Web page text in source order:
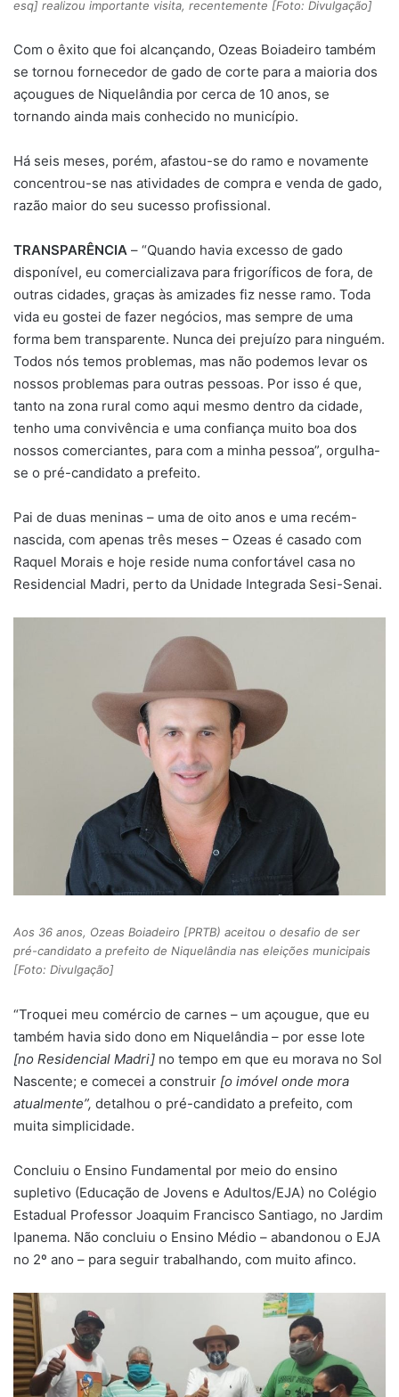
esq] realizou importante visita, recentemente [Foto: Divulgação]
Com o êxito que foi alcançando, Ozeas Boiadeiro também
se tornou fornecedor de gado de corte para a maioria dos
açougues de Niquelândia por cerca de 10 anos, se
tornando ainda mais conhecido no município.
Há seis meses, porém, afastou-se do ramo e novamente
concentrou-se nas atividades de compra e venda de gado,
razão maior do seu sucesso profissional.
TRANSPARÊNCIA – “Quando havia excesso de gado
disponível, eu comercializava para frigoríficos de fora, de
outras cidades, graças às amizades fiz nesse ramo. Toda
vida eu gostei de fazer negócios, mas sempre de uma
forma bem transparente. Nunca dei prejuízo para ninguém.
Todos nós temos problemas, mas não podemos levar os
nossos problemas para outras pessoas. Por isso é que,
tanto na zona rural como aqui mesmo dentro da cidade,
tenho uma convivência e uma confiança muito boa dos
nossos comerciantes, para com a minha pessoa”, orgulha-
se o pré-candidato a prefeito.
Pai de duas meninas – uma de oito anos e uma recém-
nascida, com apenas três meses – Ozeas é casado com
Raquel Morais e hoje reside numa confortável casa no
Residencial Madri, perto da Unidade Integrada Sesi-Senai.
Aos 36 anos, Ozeas Boiadeiro [PRTB) aceitou o desafio de ser
pré-candidato a prefeito de Niquelândia nas eleições municipais
[Foto: Divulgação]
“Troquei meu comércio de carnes – um açougue, que eu
também havia sido dono em Niquelândia – por esse lote
[no Residencial Madri] no tempo em que eu morava no Sol
Nascente; e comecei a construir [o imóvel onde mora
atualmente”, detalhou o pré-candidato a prefeito, com
muita simplicidade.
Concluiu o Ensino Fundamental por meio do ensino
supletivo (Educação de Jovens e Adultos/EJA) no Colégio
Estadual Professor Joaquim Francisco Santiago, no Jardim
Ipanema. Não concluiu o Ensino Médio – abandonou o EJA
no 2º ano – para seguir trabalhando, com muito afinco.